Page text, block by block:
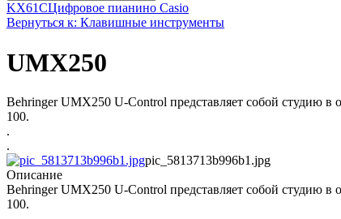
KX61CЦифровое пианино Casio
Вернуться к: Клавишные инструменты
UMX250
Behringer UMX250 U-Control представляет собой студию
100.
.
.
pic_5813713b996b1.jpg
Описание
Behringer UMX250 U-Control представляет собой студию
100.